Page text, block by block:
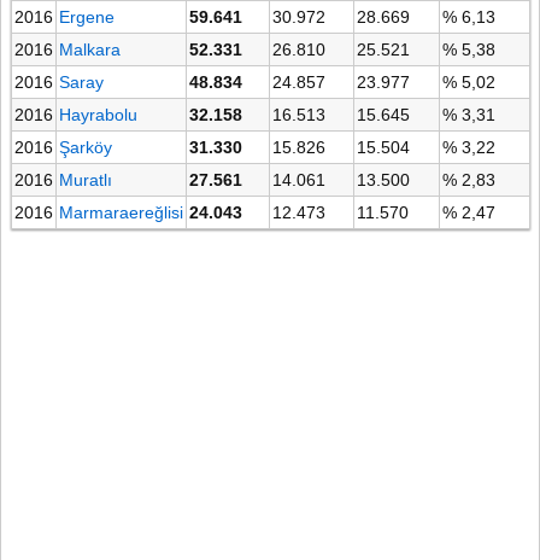
2016 Ergene 59.641 30.972 28.669
% 6,13
2016 Malkara 52.331 26.810 25.521
% 5,38
2016 Saray 48.834 24.857 23.977
% 5,02
2016 Hayrabolu 32.158 16.513 15.645
% 3,31
2016 Şarköy 31.330 15.826 15.504
% 3,22
2016 Muratlı 27.561 14.061 13.500
% 2,83
2016 Marmaraereğlisi 24.043 12.473 11.570 % 2,47